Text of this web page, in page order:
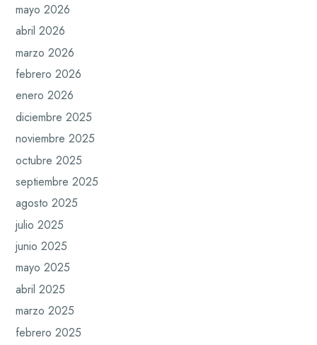
mayo 2026
abril 2026
marzo 2026
febrero 2026
enero 2026
diciembre 2025
noviembre 2025
octubre 2025
septiembre 2025
agosto 2025
julio 2025
junio 2025
mayo 2025
abril 2025
marzo 2025
febrero 2025